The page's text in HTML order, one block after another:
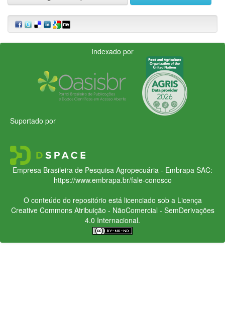
Indexado por
Suportado por
Empresa Brasileira de Pesquisa Agropecuária - Embrapa SAC:
https://www.embrapa.br/fale-conosco
O conteúdo do repositório está licenciado sob a Licença
Creative CommonsAtribuição - NãoComercial - SemDerivações
4.0 Internacional.